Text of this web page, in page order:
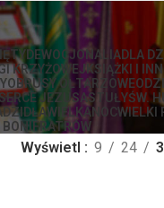
DEWOCJONALIADLA
KRZYŻOWEJKSIĄŻKI I
OBRUSY OŁTARZOWE
JEZUSASTUŁYŚW.
WIELKANOCWIELKI
Wyświetl 9 24